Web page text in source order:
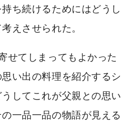
ち続けるためにはどうし
えさせられた。
せてしまってもよかった
い出の料理を紹介するシ
してこれが父親との思い
一品一品の物語が見える